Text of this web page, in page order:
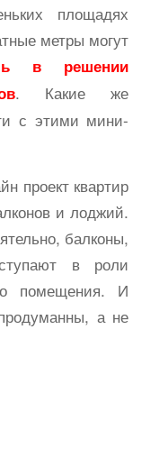
площадях
метры могут
в решении
. Какие же
с этими мини-
проект квартир
и лоджий.
балконы,
в роли
помещения. И
а не